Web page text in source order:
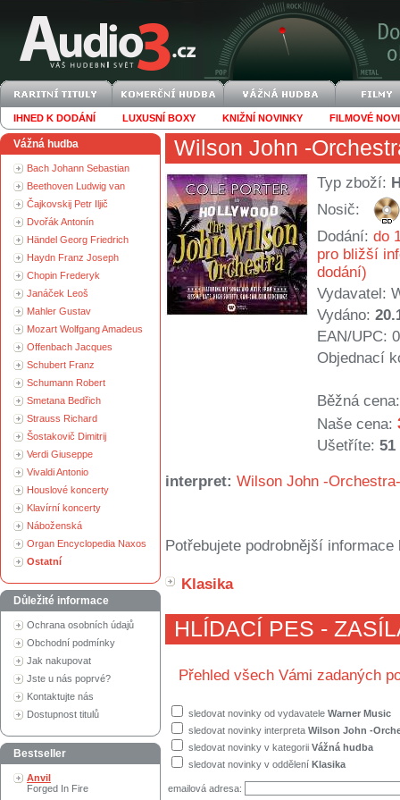
IHNED K DODÁNÍ LUXUSNÍ BOXY KNIŽNÍ NOVINKY FILMOVÉ
Vážná hudba
Bach Johann Sebastian
Beethoven Ludwig van
Čajkovskij Petr Iljič
Dvořák Antonín
Händel Georg Friedrich
Haydn Franz Joseph
Chopin Frederyk
Janáček Leoš
Mahler Gustav
Mozart Wolfgang Amadeus
Offenbach Jacques
Schubert Franz
Schumann Robert
Smetana Bedřich
Strauss Richard
Šostakovič Dimitrij
Verdi Giuseppe
Vivaldi Antonio
Houslové koncerty
Klavírní koncerty
Náboženská
Organ Encyclopedia Naxos
Ostatní
Důležité informace
Ochrana osobních údajů
Obchodní podmínky
Jak nakupovat
Jste u nás poprvé?
Kontaktujte nás
Dostupnost titulů
Bestseller
Anvil
Forged In Fire
Wilson John -
Typ zboží:
Nosič:
Dodání: do
pro bližší
dodání)
Vydavatel:
Vydáno:
EAN/UPC:
Objednací
Běžná cena:
Naše cena:
Ušetříte: 51
interpret: Wilson John -Orchestra-
Potřebujete podrobnější
Klasika
HLÍDACÍ PES -
Přehled všech Vámi zadaných
sledovat novinky od vydavatele Warner Music
sledovat novinky interpreta Wilson John -
sledovat novinky v kategorii Vážná hudba
sledovat novinky v oddělení Klasika
emailová adresa: